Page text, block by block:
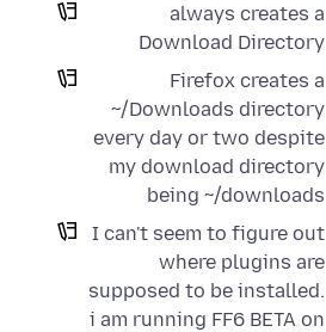
always creates a
Download Directory
Firefox creates a
~/Downloads directory
every day or two despite
my download directory
being ~/downloads
I can't seem to figure out
where plugins are
supposed to be installed.
i am running FF6 BETA on